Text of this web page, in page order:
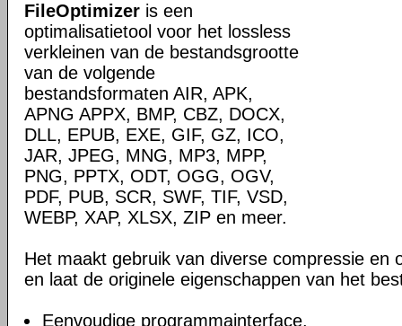
FileOptimizer is een
optimalisatietool voor het lossless
verkleinen van de bestandsgrootte
van de volgende
bestandsformaten AIR, APK,
APNG APPX, BMP, CBZ, DOCX,
DLL, EPUB, EXE, GIF, GZ, ICO,
JAR, JPEG, MNG, MP3, MPP,
PNG, PPTX, ODT, OGG, OGV,
PDF, PUB, SCR, SWF, TIF, VSD,
WEBP, XAP, XLSX, ZIP en meer.
Het maakt gebruik van diverse compressie en
en laat de originele eigenschappen van het
Eenvoudige programmainterface.